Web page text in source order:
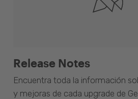
Release Notes
Encuentra toda la información
y mejoras de cada upgrade de